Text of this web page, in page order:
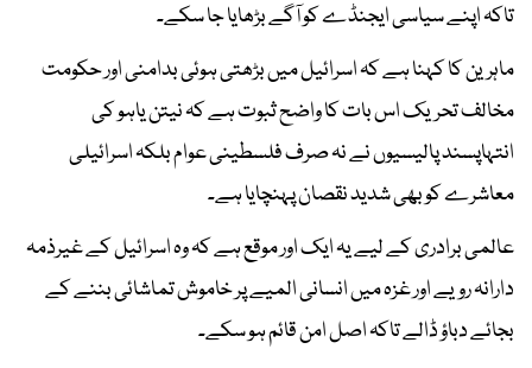
تاکہ اپنے سیاسی ایجنڈے کو آگے بڑھایا جا سکے۔
ماہرین کا کہنا ہے کہ اسرائیل میں بڑھتی ہوئی بدامنی اور حکومت
مخالف تحریک اس بات کا واضح ثبوت ہے کہ نیتن یاہو کی
انتہاپسند پالیسیوں نے نہ صرف فلسطینی عوام بلکہ اسرائیلی
معاشرے کو بھی شدید نقصان پہنچایا ہے۔
عالمی برادری کے لیے یہ ایک اور موقع ہے کہ وہ اسرائیل کے غیرذمہ
دارانہ رویے اور غزہ میں انسانی المیے پر خاموش تماشائی بننے کے
بجائے دباؤ ڈالے تاکہ اصل امن قائم ہو سکے۔